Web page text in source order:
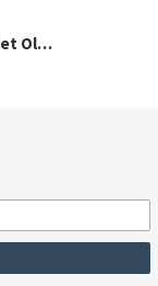
Ol…